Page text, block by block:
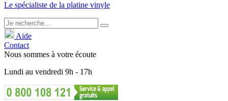
Le spécialiste de la platine vinyle
Aide
Contact
Nous sommes à votre écoute
Lundi au vendredi 9h - 17h